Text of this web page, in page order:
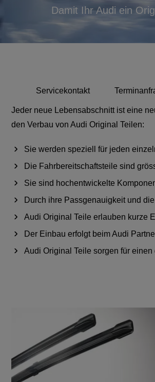
Damit Ihr Audi ein
Servicekontakt
Jeder neue Lebensabschnitt ist eine
den Verbau von Audi Original Teilen:
Sie werden speziell für jeden
Die Fahrbereitschaftsteile sind
Sie sind hochentwickelte
Durch ihre Passgenauigkeit und
Audi Original Teile erlauben kurze
Der Einbau erfolgt beim Audi
Audi Original Teile sorgen für